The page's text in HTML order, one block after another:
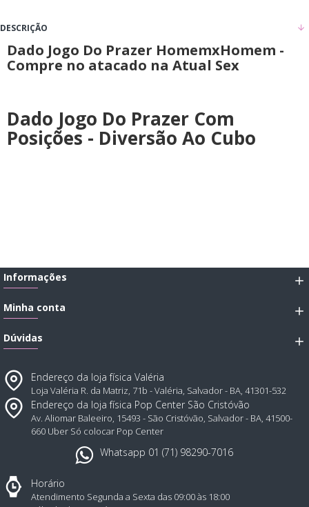
DESCRIÇÃO
Dado Jogo Do Prazer HomemxHomem -
Compre no atacado na Atual Sex
Dado Jogo Do Prazer Com
Posições - Diversão Ao Cubo
Informações
Minha conta
Dúvidas
Endereço da loja física Valéria
Loja Valéria R. da Matriz, 71b - Valéria, Salvador - BA, 41301-532
Endereço da loja física Pop Center São Cristóvão
Av. Aliomar Baleeiro, 15493 - São Cristóvão, Salvador - BA, 41500-
660 Uber Só colocar Pop Center
Whatsapp 01 (71) 98290-7016
Horário
Atendimento Segunda a Sexta das 09:00 às 18:00